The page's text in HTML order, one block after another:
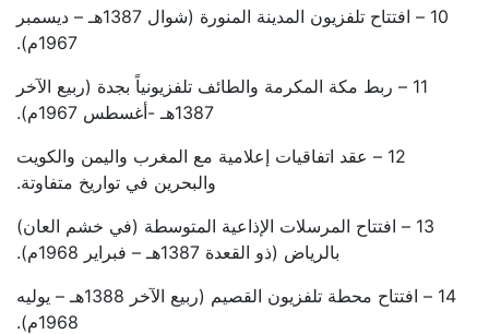
10 – افتتاح تلفزيون المدينة المنورة (شوال 1387هـ – ديسمبر
1967م).
11 – ربط مكة المكرمة والطائف تلفزيونياً بجدة (ربيع الآخر
1387هـ -أغسطس 1967م).
12 – عقد اتفاقيات إعلامية مع المغرب واليمن والكويت
والبحرين في تواريخ متفاوتة.
13 – افتتاح المرسلات الإذاعية المتوسطة (في خشم العان)
بالرياض (ذو القعدة 1387هـ – فبراير 1968م).
14 – افتتاح محطة تلفزيون القصيم (ربيع الآخر 1388هـ – يوليه
1968م).